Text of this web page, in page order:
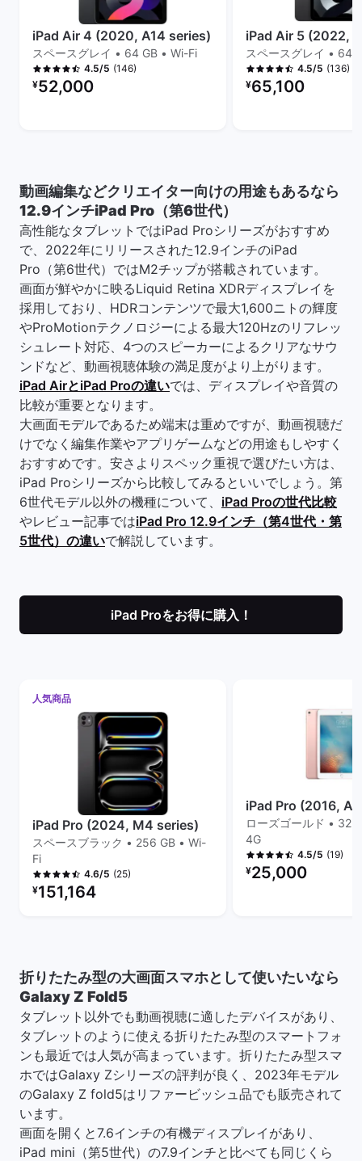
iPad Air 4 (2020, A14 series)
スペースグレイ • 64 GB • Wi-Fi
4.5/5 (146)
リファービッシュ品の価格：
¥52,000
iPad Air 5 (2022,
スペースグレイ • 64
4.5/5 (136)
リファービッシュ品の
¥65,100
動画編集などクリエイター向けの用途もあるなら
12.9インチiPad Pro（第6世代）
高性能なタブレットではiPad Proシリーズがおすすめ
で、2022年にリリースされた12.9インチのiPad
Pro（第6世代）ではM2チップが搭載されています。
画面が鮮やかに映るLiquid Retina XDRディスプレイを
採用しており、HDRコンテンツで最大1,600ニトの輝度
やProMotionテクノロジーによる最大120Hzのリフレッ
シュレート対応、4つのスピーカーによるクリアなサウ
ンドなど、動画視聴体験の満足度がより上がります。
iPad AirとiPad Proの違いでは、ディスプレイや音質の
比較が重要となります。
大画面モデルであるため端末は重めですが、動画視聴だ
けでなく編集作業やアプリゲームなどの用途もしやすく
おすすめです。安さよりスペック重視で選びたい方は、
iPad Proシリーズから比較してみるといいでしょう。第
6世代モデル以外の機種について、 iPad Proの世代比較
やレビュー記事ではiPad Pro 12.9インチ（第4世代・第
5世代）の違いで解説しています。
iPad Proをお得に購入！
人気商品
iPad Pro (2024, M4 series)
スペースブラック • 256 GB • Wi-
Fi
4.6/5 (25)
リファービッシュ品の価格：
¥151,164
iPad Pro (2016,
ローズゴールド • 32
4G
4.5/5 (19)
リファービッシュ品の
¥25,000
折りたたみ型の大画面スマホとして使いたいなら
Galaxy Z Fold5
タブレット以外でも動画視聴に適したデバイスがあり、
タブレットのように使える折りたたみ型のスマートフォ
ンも最近では人気が高まっています。折りたたみ型スマ
ホではGalaxy Zシリーズの評判が良く、2023年モデル
のGalaxy Z fold5はリファービッシュ品でも販売されて
います。
画面を開くと7.6インチの有機ディスプレイがあり、
iPad mini（第5世代）の7.9インチと比べても同じくら